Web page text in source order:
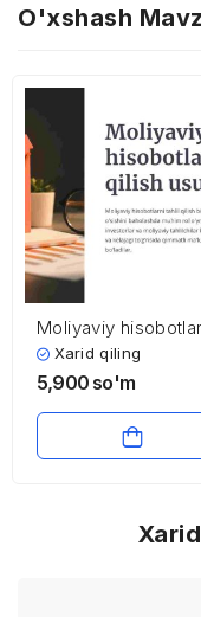
O'xshash
Moliyaviy
tahlil qilish usullari
Xarid qiling
5,900 so'm